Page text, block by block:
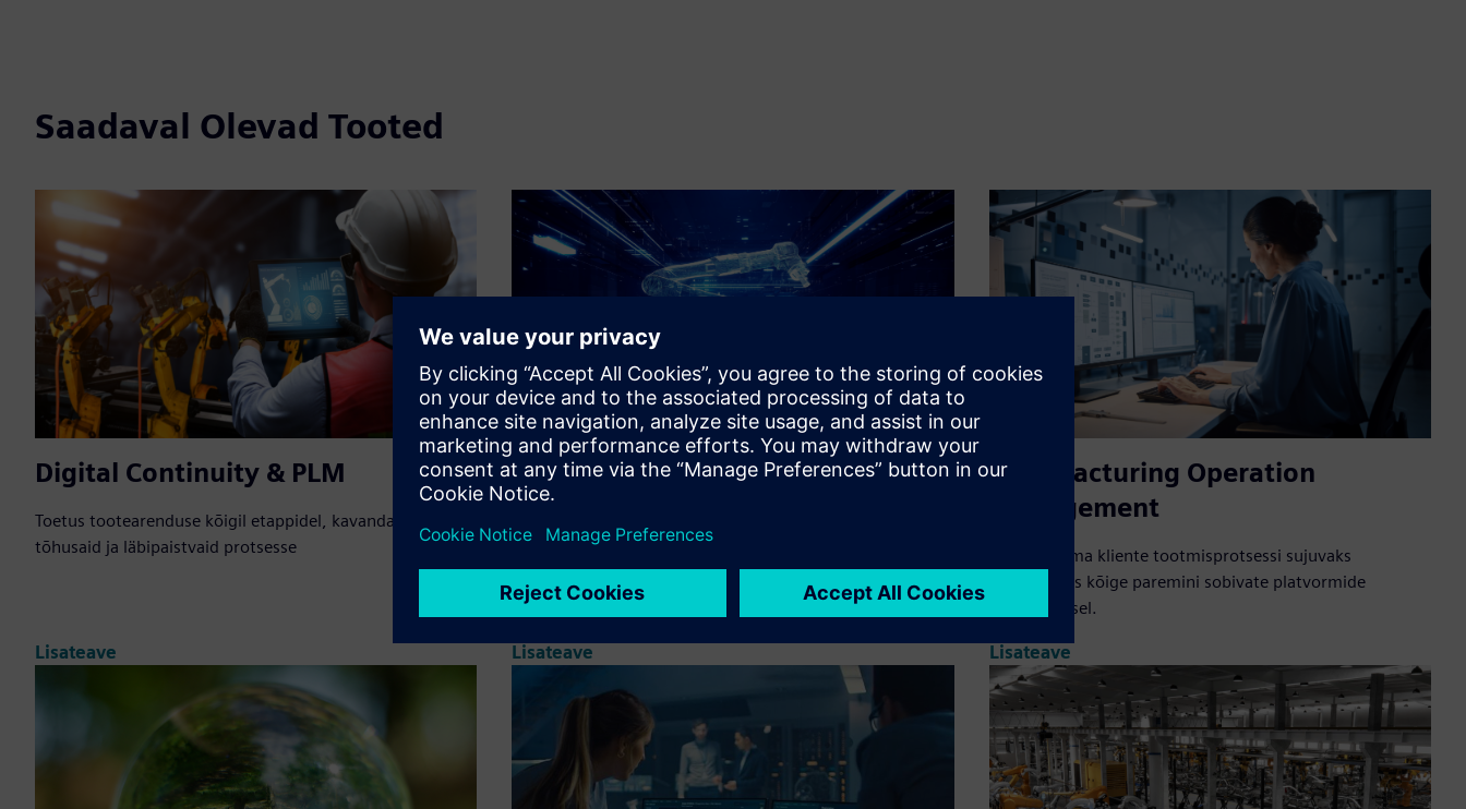
Saadaval Olevad Tooted
Digital Continuity & PLM
Toetus tootearenduse kõigil etappidel, kavandades
tõhusaid ja läbipaistvaid protsesse
Lisateave
Industrial Metaverse
tipptaset ja jätkusuutlikkust.
Lisateave
Manufacturing Operation
Management
Toetame oma kliente tootmisprotsessi sujuvaks
toimimiseks kõige paremini sobivate platvormide
seadistamisel.
Lisateave